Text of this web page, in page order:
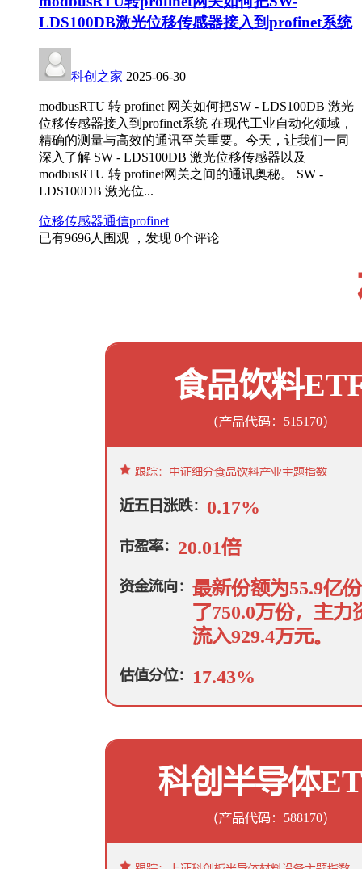
LDS100DB激光位移传感器接入到profinet系统
科创之家 2025-06-30
modbusRTU 转 profinet 网关如何把SW - LDS100DB 激光
位移传感器接入到profinet系统 在现代工业自动化领域，
精确的测量与高效的通讯至关重要。今天，让我们一同
深入了解 SW - LDS100DB 激光位移传感器以及
modbusRTU 转 profinet网关之间的通讯奥秘。 SW -
LDS100DB 激光位...
位移传感器通信profinet
已有9696人围观 ，发现 0个评论